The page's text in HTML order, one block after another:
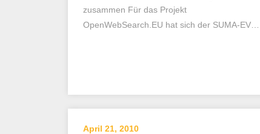
zusammen Für das Projekt
OpenWebSearch.EU hat sich der SUMA-EV…
April 21, 2010